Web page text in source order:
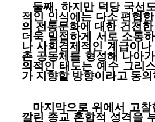
둘째, 하지만 덕당 국선
적인 인식에는 다소 편협
의 전통문화에 대한 건전
더욱 밀접하게 서로 소통
나 사회경제적인 계급이
촌 공동체를 형성해 나아
의적인 태도는 예수 그리
가 지향할 방향이라고 동
마지막으로 위에서 고찰
깔린 종교 혼합적 성격을